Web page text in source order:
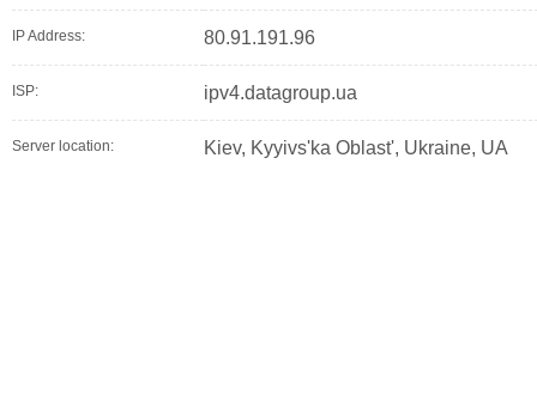
IP Address: 80.91.191.96
ISP: ipv4.datagroup.ua
Server location: Kiev, Kyyivs'ka Oblast', Ukraine, UA